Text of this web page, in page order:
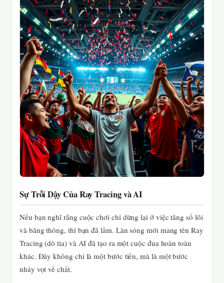
Sự Trỗi Dậy Của Ray Tracing và AI
Nếu bạn nghĩ rằng cuộc chơi chỉ dừng lại ở việc tăng số lõi
và băng thông, thì bạn đã lầm. Làn sóng mới mang tên Ray
Tracing (dò tia) và AI đã tạo ra một cuộc đua hoàn toàn
khác. Đây không chỉ là một bước tiến, mà là một bước
nhảy vọt về chất.